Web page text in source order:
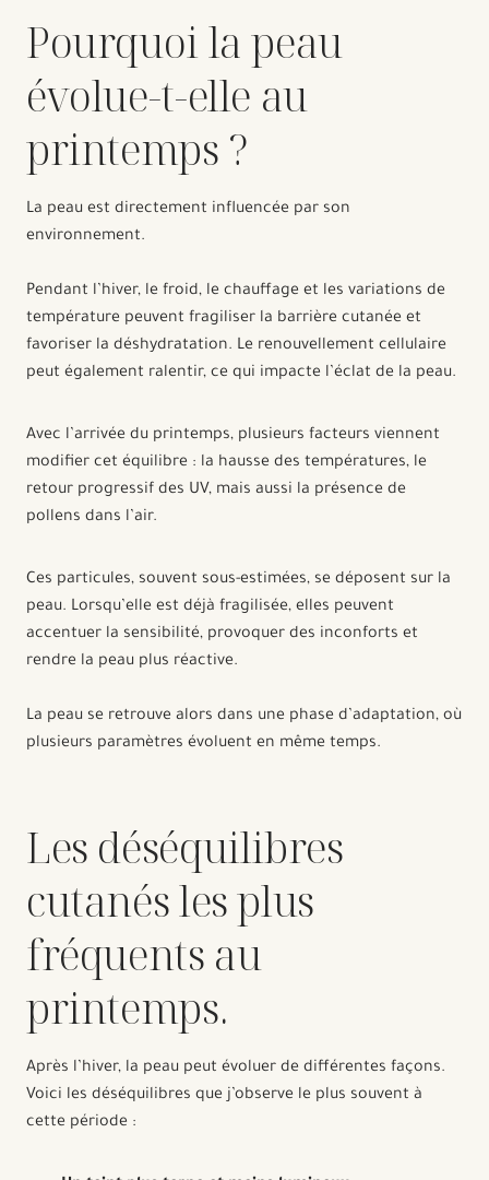
Pourquoi la peau
évolue-t-elle au
printemps ?
La peau est directement influencée par son
environnement.
Pendant l’hiver, le froid, le chauffage et les variations de
température peuvent fragiliser la barrière cutanée et
favoriser la déshydratation. Le renouvellement cellulaire
peut également ralentir, ce qui impacte l’éclat de la peau.
Avec l’arrivée du printemps, plusieurs facteurs viennent
modifier cet équilibre : la hausse des températures, le
retour progressif des UV, mais aussi la présence de
pollens dans l’air.
Ces particules, souvent sous-estimées, se déposent sur la
peau. Lorsqu’elle est déjà fragilisée, elles peuvent
accentuer la sensibilité, provoquer des inconforts et
rendre la peau plus réactive.
La peau se retrouve alors dans une phase d’adaptation, où
plusieurs paramètres évoluent en même temps.
Les déséquilibres
cutanés les plus
fréquents au
printemps.
Après l’hiver, la peau peut évoluer de différentes façons.
Voici les déséquilibres que j’observe le plus souvent à
cette période :